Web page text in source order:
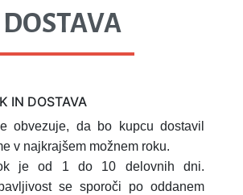
DOSTAVA
IN DOSTAVA
obvezuje, da bo kupcu dostavil
v najkrajšem možnem roku.
je od 1 do 10 delovnih dni.
se sporoči po oddanem